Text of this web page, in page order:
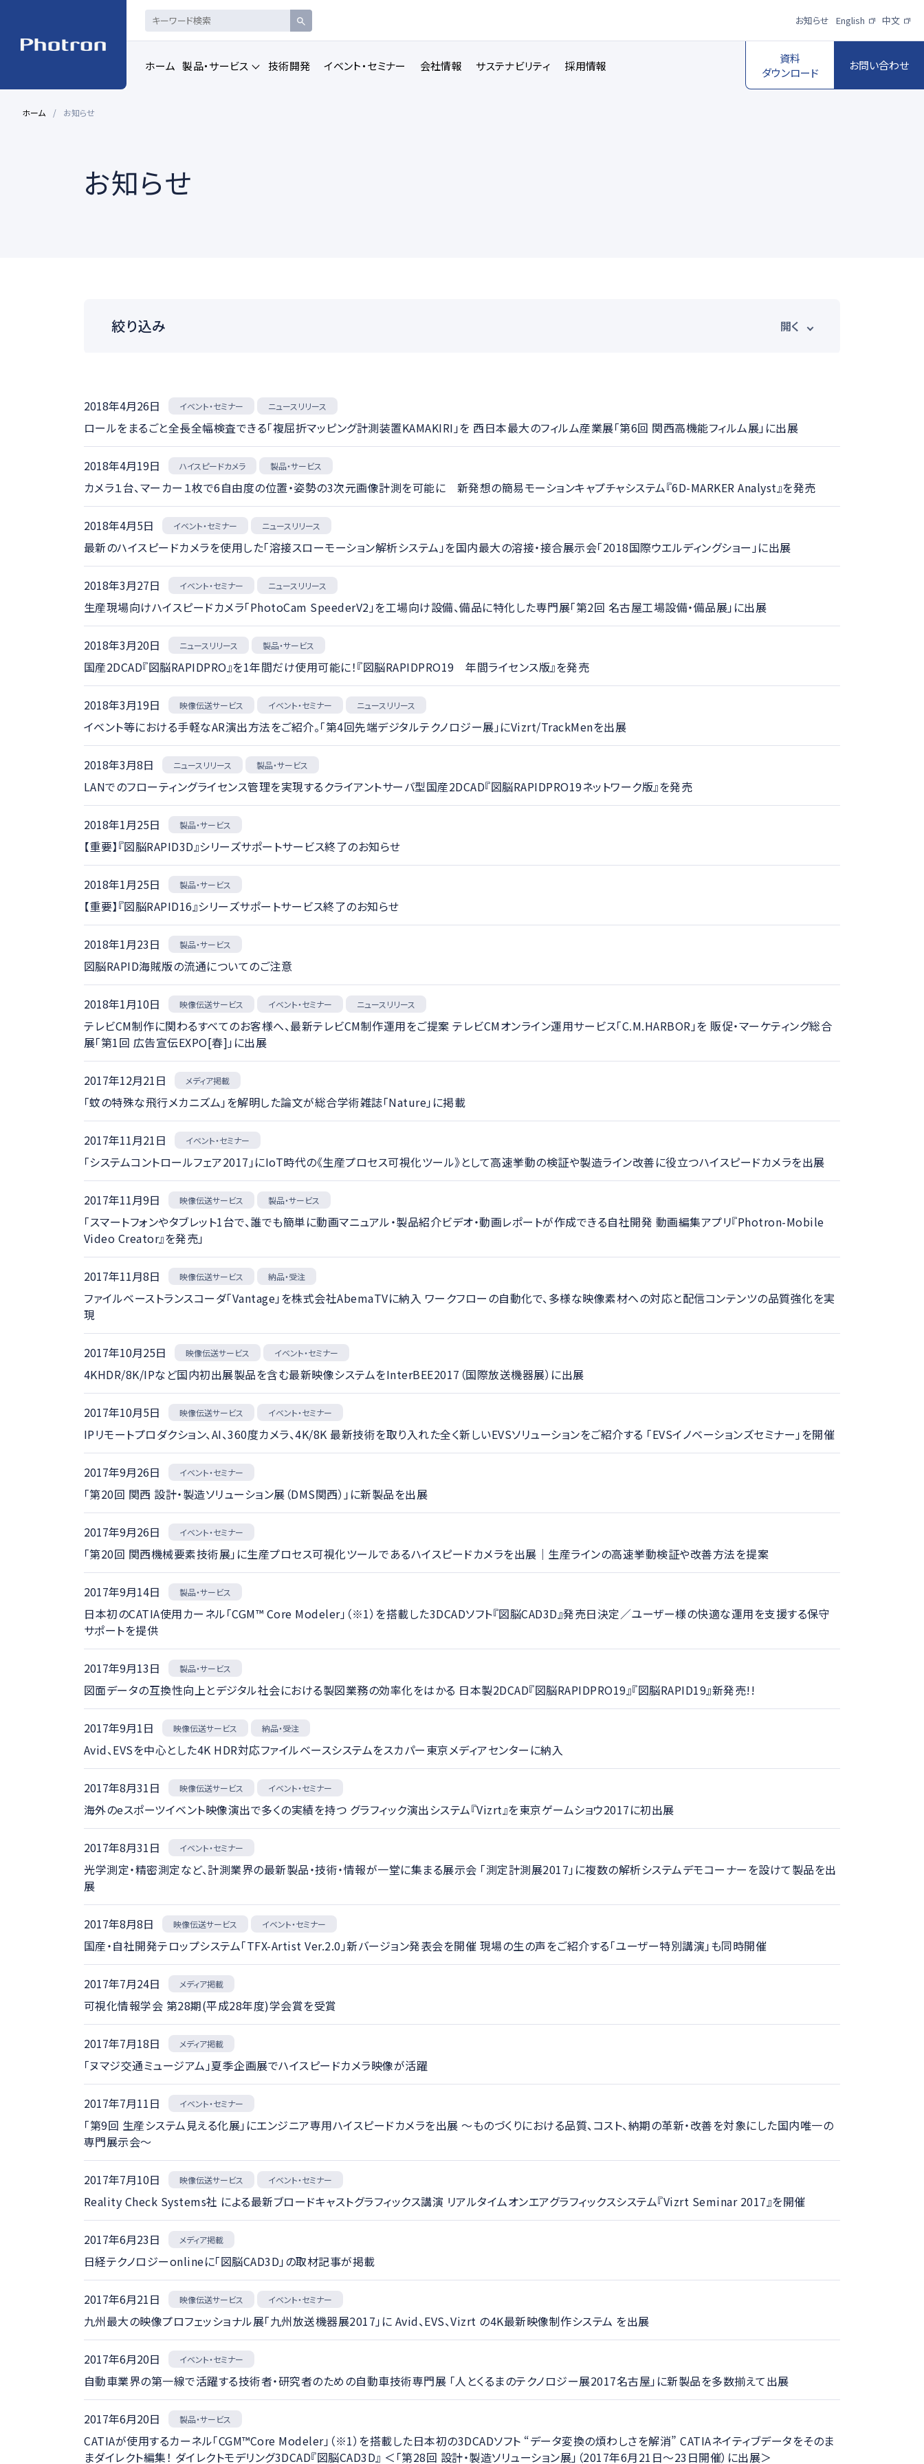
ホーム 製品・サービス 技術開発 イベント・セミナー 会社情報 サステナビリティ 採用情報
資料
ダウンロード
お問い合わせ
お知らせ English 中文
ハイスピードカメ
ホーム お知らせ
お知らせ
絞り込み
その他
ニュースカテゴリ イベント・セミナー お知らせ ニュースリリース
メディア掲載
納品・受注
2018年4月26日 イベント・セミナー ニュースリリース
ロールをまるごと全長全幅検査できる「複屈折マッピング計測装置KAMAKIRI」を 西日本最大のフィルム産業展「第6回 関西高機能フィルム展」に出展
2018年4月19日 ハイスピードカメラ 製品・サービス
カメラ１台、マーカー１枚で6自由度の位置・姿勢の3次元画像計測を可能に 新発想の簡易モーションキャプチャシステム『6D-MARKER Analyst』を発売
2018年4月5日 イベント・セミナー ニュースリリース
最新のハイスピードカメラを使用した「溶接スローモーション解析システム」を国内最大の溶接・接合展示会「2018国際ウエルディングショー」に出展
2018年3月27日 イベント・セミナー ニュースリリース
生産現場向けハイスピードカメラ「PhotoCam SpeederV2」を工場向け設備、備品に特化した専門展「第2回 名古屋工場設備・備品展」に出展
2018年3月20日 ニュースリリース 製品・サービス
国産2DCAD『図脳RAPIDPRO』を1年間だけ使用可能に！『図脳RAPIDPRO19 年間ライセンス版』を発売
2018年3月19日 映像伝送サービス イベント・セミナー ニュースリリース
イベント等における手軽なAR演出方法をご紹介。「第4回先端デジタルテクノロジー展」にVizrt/TrackMenを出展
2018年3月8日 ニュースリリース 製品・サービス
LANでのフローティングライセンス管理を実現するクライアントサーバ型国産2DCAD『図脳RAPIDPRO19ネットワーク版』を発売
2018年1月25日 製品・サービス
【重要】『図脳RAPID3D』シリーズサポートサービス終了のお知らせ
2018年1月25日 製品・サービス
【重要】『図脳RAPID16』シリーズサポートサービス終了のお知らせ
2018年1月23日 製品・サービス
図脳RAPID海賊版の流通についてのご注意
2018年1月10日 映像伝送サービス イベント・セミナー ニュースリリース
テレビCM制作に関わるすべてのお客様へ、最新テレビCM制作運用をご提案 テレビCMオンライン運用サービス「C.M.HARBOR」を 販促・マーケティング総合
展「第1回 広告宣伝EXPO[春]」に出展
2017年12月21日 メディア掲載
「蚊の特殊な飛行メカニズム」を解明した論文が総合学術雑誌「Nature」に掲載
2017年11月21日 イベント・セミナー
「システムコントロールフェア2017」にIoT時代の《生産プロセス可視化ツール》として高速挙動の検証や製造ライン改善に役立つハイスピードカメラを出展
2017年11月9日 映像伝送サービス 製品・サービス
「スマートフォンやタブレット1台で、誰でも簡単に動画マニュアル・製品紹介ビデオ・動画レポートが作成できる自社開発 動画編集アプリ『Photron-Mobile
Video Creator』を発売」
2017年11月8日 映像伝送サービス 納品・受注
ファイルベーストランスコーダ「Vantage」を株式会社AbemaTVに納入 ワークフローの自動化で、多様な映像素材への対応と配信コンテンツの品質強化を実
現
2017年10月25日 映像伝送サービス イベント・セミナー
4KHDR/8K/IPなど国内初出展製品を含む最新映像システムをInterBEE2017（国際放送機器展）に出展
2017年10月5日 映像伝送サービス イベント・セミナー
IPリモートプロダクション、AI、360度カメラ、4K/8K 最新技術を取り入れた全く新しいEVSソリューションをご紹介する 「EVSイノベーションズセミナー」を開催
2017年9月26日 イベント・セミナー
「第20回 関西 設計・製造ソリューション展（DMS関西）」に新製品を出展
2017年9月26日 イベント・セミナー
「第20回 関西機械要素技術展」に生産プロセス可視化ツールであるハイスピードカメラを出展｜生産ラインの高速挙動検証や改善方法を提案
2017年9月14日 製品・サービス
日本初のCATIA使用カーネル「CGM™ Core Modeler」（※1）を搭載した3DCADソフト『図脳CAD3D』発売日決定／ユーザー様の快適な運用を支援する保守
サポートを提供
2017年9月13日 製品・サービス
図面データの互換性向上とデジタル社会における製図業務の効率化をはかる 日本製2DCAD『図脳RAPIDPRO19』『図脳RAPID19』新発売!!
2017年9月1日 映像伝送サービス 納品・受注
Avid、EVSを中心とした4K HDR対応ファイルベースシステムをスカパー東京メディアセンターに納入
2017年8月31日 映像伝送サービス イベント・セミナー
海外のeスポーツイベント映像演出で多くの実績を持つ グラフィック演出システム『Vizrt』を東京ゲームショウ2017に初出展
2017年8月31日 イベント・セミナー
光学測定・精密測定など、計測業界の最新製品・技術・情報が一堂に集まる展示会 「測定計測展2017」に複数の解析システムデモコーナーを設けて製品を出
展
2017年8月8日 映像伝送サービス イベント・セミナー
国産・自社開発テロップシステム「TFX-Artist Ver.2.0」新バージョン発表会を開催 現場の生の声をご紹介する「ユーザー特別講演」も同時開催
2017年7月24日 メディア掲載
可視化情報学会 第28期(平成28年度)学会賞を受賞
2017年7月18日 メディア掲載
「ヌマジ交通ミュージアム」夏季企画展でハイスピードカメラ映像が活躍
2017年7月11日 イベント・セミナー
「第9回 生産システム見える化展」にエンジニア専用ハイスピードカメラを出展 ～ものづくりにおける品質、コスト、納期の革新・改善を対象にした国内唯一の
専門展示会～
2017年7月10日 映像伝送サービス イベント・セミナー
Reality Check Systems社 による最新ブロードキャストグラフィックス講演 リアルタイムオンエアグラフィックスシステム『Vizrt Seminar 2017』を開催
2017年6月23日 メディア掲載
日経テクノロジーonlineに「図脳CAD3D」の取材記事が掲載
2017年6月21日 映像伝送サービス イベント・セミナー
九州最大の映像プロフェッショナル展「九州放送機器展2017」に Avid、EVS、Vizrt の4K最新映像制作システム を出展
2017年6月20日 イベント・セミナー
自動車業界の第一線で活躍する技術者・研究者のための自動車技術専門展 「人とくるまのテクノロジー展2017名古屋」に新製品を多数揃えて出展
2017年6月20日 製品・サービス
CATIAが使用するカーネル「CGM™Core Modeler」（※1）を搭載した日本初の3DCADソフト “データ変換の煩わしさを解消” CATIAネイティブデータをそのま
まダイレクト編集！ ダイレクトモデリング3DCAD『図脳CAD3D』 ＜「第28回 設計・製造ソリューション展」（2017年6月21日～23日開催）に出展＞